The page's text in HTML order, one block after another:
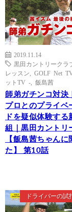
2019.11.14
黒田カントリークラ
レッスン
GOLF Net
ットTV -
飯島茜
師弟ガチンコ対決
プロとのプライベ
ドを疑似体験する
組｜黒田カントリ
【飯島茜ちゃんに
た】 第10話
ドライバーの試